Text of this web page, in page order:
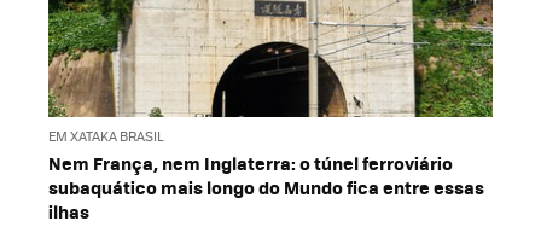
EM XATAKA BRASIL
Nem França, nem Inglaterra: o túnel ferroviário
subaquático mais longo do Mundo fica entre essas
ilhas